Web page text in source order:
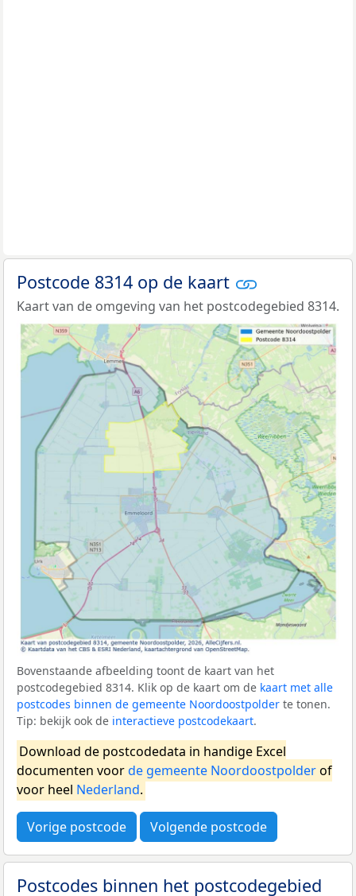
Postcode 8314 op de kaart
Kaart van de omgeving van het postcodegebied 8314.
Bovenstaande afbeelding toont de kaart van het
postcodegebied 8314. Klik op de kaart om de kaart met alle
postcodes binnen de gemeente Noordoostpolder te tonen.
Tip: bekijk ook de interactieve postcodekaart.
Download de postcodedata in handige Excel
documenten voorde gemeente Noordoostpolderof
voor heel Nederland.
Vorige postcode Volgende postcode
Postcodes binnen het postcodegebied